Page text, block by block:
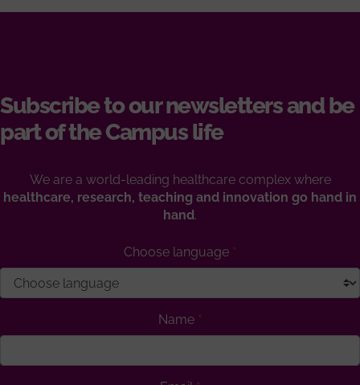
Subscribe to our newsletters and be
part of the Campus life
We are a world-leading healthcare complex where
healthcare, research, teaching and innovation go hand in
hand.
Choose language
Name